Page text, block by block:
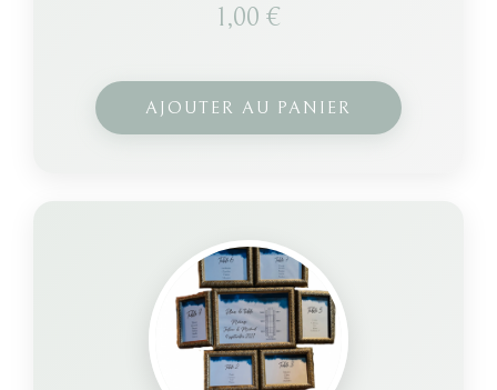
1,00 €
AJOUTER AU PANIER